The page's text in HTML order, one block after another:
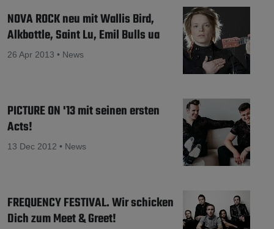
NOVA ROCK neu mit Wallis Bird,
Alkbottle, Saint Lu, Emil Bulls ua
26 Apr 2013 • News
PICTURE ON '13 mit seinen ersten
Acts!
13 Dec 2012 • News
FREQUENCY FESTIVAL. Wir schicken
Dich zum Meet & Greet!